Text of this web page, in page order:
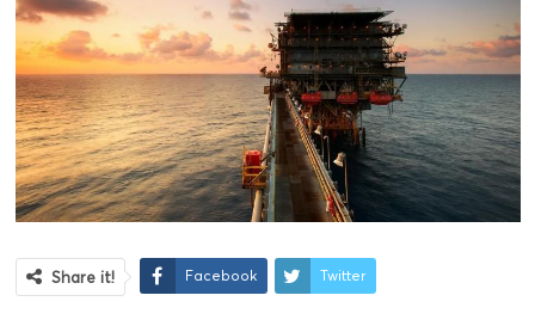
Share it! Facebook Twitter